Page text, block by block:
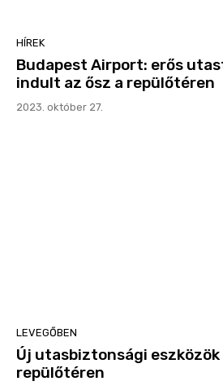
HÍREK
Budapest Airport: erős
indult az ősz a repülőtéren
2023. október 27.
LEVEGŐBEN
Új utasbiztonsági eszközök
repülőtéren